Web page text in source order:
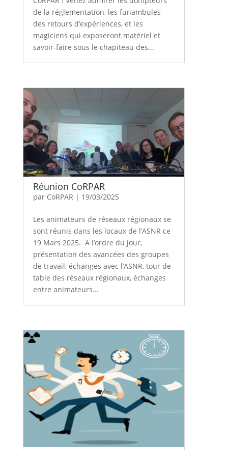
de la réglementation, les funambules
des retours d’expériences, et les
magiciens qui exposeront matériel et
savoir-faire sous le chapiteau des...
Réunion CoRPAR
par CoRPAR | 19/03/2025
Les animateurs de réseaux régionaux se
sont réunis dans les locaux de l’ASNR ce
19 Mars 2025. A l’ordre du jour,
présentation des avancées des groupes
de travail, échanges avec l’ASNR, tour de
table des réseaux régionaux, échanges
entre animateurs...